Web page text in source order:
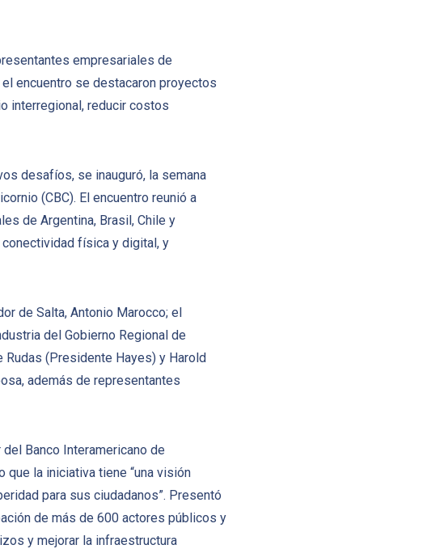
empresariales de
el encuentro se destacaron proyectos
interregional, reducir costos
desafíos, se inauguró, la semana
(CBC). El encuentro reunió a
de Argentina, Brasil, Chile y
conectividad física y digital, y
de Salta, Antonio Marocco; el
del Gobierno Regional de
Rudas (Presidente Hayes) y Harold
además de representantes
Banco Interamericano de
la iniciativa tiene “una visión
para sus ciudadanos”. Presentó
de más de 600 actores públicos y
y mejorar la infraestructura